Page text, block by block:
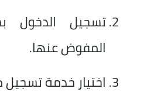
تسجيل الدخول
المفوض عنها.
اختيار خدمة